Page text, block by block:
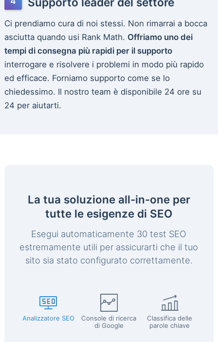
Ci prendiamo cura di noi stessi. Non rimarrai a bocca
asciutta quando usi Rank Math. Offriamo uno dei
tempi di consegna più rapidi per il supporto
interrogare e risolvere i problemi in modo più rapido
ed efficace. Forniamo supporto come se lo
chiedessimo. Il nostro team è disponibile 24 ore su
24 per aiutarti.
La tua soluzione all-in-one per
tutte le esigenze di SEO
Esegui automaticamente 30 test SEO
estremamente utili per assicurarti che il tuo
sito sia stato configurato correttamente.
Analizzatore SEO
Console di ricerca
di Google
Classifica delle
parole chiave